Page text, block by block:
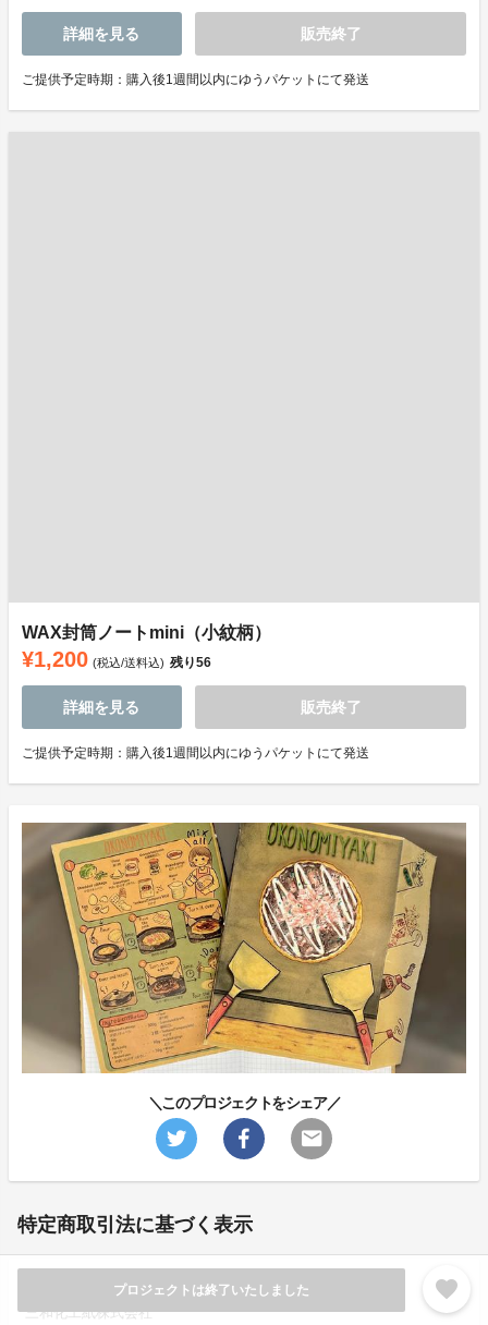
プロジェクトは終了いたしました favorite
詳細を見る 販売終了
ご提供予定時期：購入後1週間以内にゆうパケットにて発送
WAX封筒ノートmini（小紋柄）
¥1,200 (税込/送料込) 残り56
詳細を見る 販売終了
ご提供予定時期：購入後1週間以内にゆうパケットにて発送
＼このプロジェクトをシェア／
特定商取引法に基づく表示
三和化工紙株式会社